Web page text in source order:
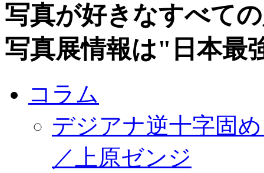
写真が好きなすべて
写真展情報は"日本最
コラム
デジアナ逆十字固
／上原ゼンジ